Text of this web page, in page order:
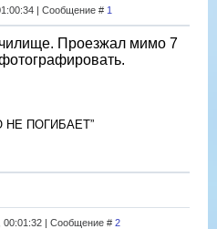
| Сообщение # 1
Проезжал мимо 7
НЕ ПОГИБАЕТ”
00:01:32 | Сообщение # 2